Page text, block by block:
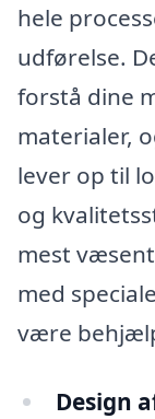
hele
udførelse.
forstå dine
materialer,
lever op til
og
mest
med
være
Design